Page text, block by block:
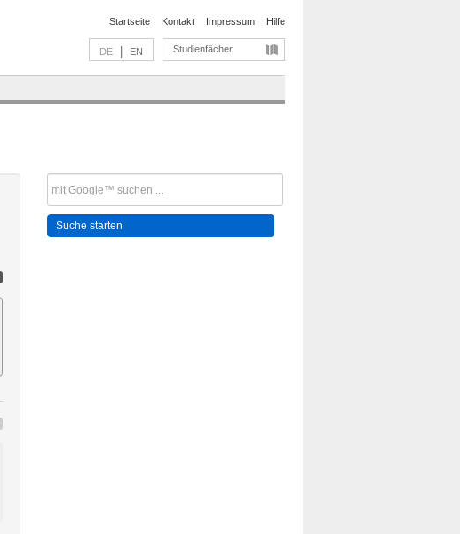
Startseite Kontakt Impressum Hilfe
DE EN Studienfächer